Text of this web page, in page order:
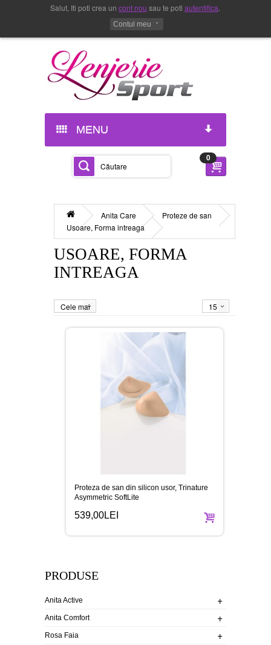
Salut, Iti poti crea un cont nou sau te poti autentifica
Contul meu
MENU
0
Anita Care
Proteze de san
Usoare, Forma intreaga
USOARE, FORMA
INTREAGA
Cele mai
15
Proteza de san din silicon usor, Trinature
Asymmetric SoftLite
539,00LEI
PRODUSE
Anita Active +
+
Anita Comfort +
+
Rosa Faia +
+